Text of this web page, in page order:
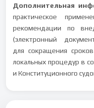
Дополнительная
практическое
рекомендации по
(электронный
для сокращения
локальных процедур в
и Конституционного